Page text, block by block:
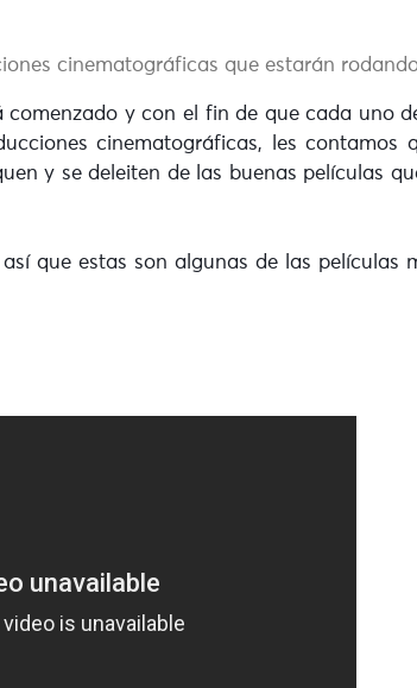
cinematográficas que estarán
comenzado y con el fin de que cada uno
cinematográficas, les contamos
y se deleiten de las buenas películas
que estas son algunas de las películas